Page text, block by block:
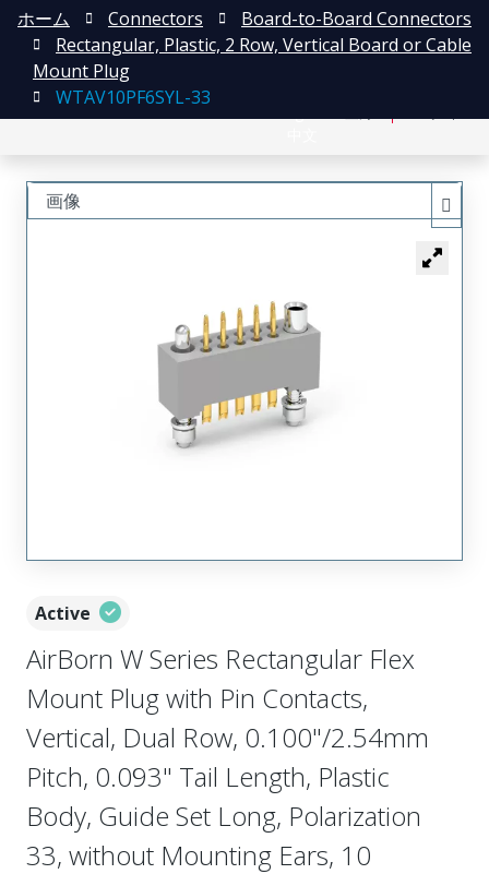
ホーム Connectors
Board-to-Board Connectors
Rectangular, Plastic, 2 Row, Vertical Board or Cable
Mount Plug
WTAV10PF6SYL-33
Active
AirBorn W Series Rectangular Flex
Mount Plug with Pin Contacts,
Vertical, Dual Row, 0.100"/2.54mm
Pitch, 0.093" Tail Length, Plastic
Body, Guide Set Long, Polarization
33, without Mounting Ears, 10
画像